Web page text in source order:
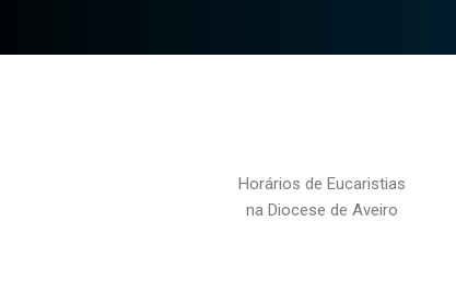
Horários de Eucaristias
na Diocese de Aveiro